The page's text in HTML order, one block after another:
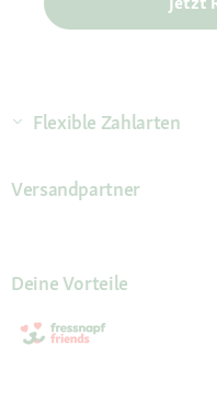
Flexible Zahlarten
Versandpartner
Deine Vorteile